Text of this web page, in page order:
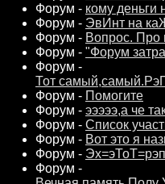
Форум - кому деньги
Форум - ЭвИнт на
Форум - Вопрос. Про
Форум - "Форум
Форум -
Тот
Форум - Помогите
Форум - эээээ,а че
Форум - Список
Форум - Вот это я
Форум - Эх=эТоТ=рэп
Форум -